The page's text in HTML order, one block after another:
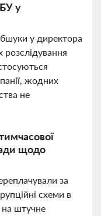
у
у директора
жодних
не
щодо
за
схеми в
на штучне